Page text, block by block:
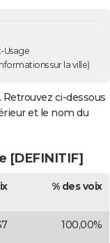
Usage
sur la ville)
ci-dessous
et le nom du
[DEFINITIF]
% des voix
100,00%